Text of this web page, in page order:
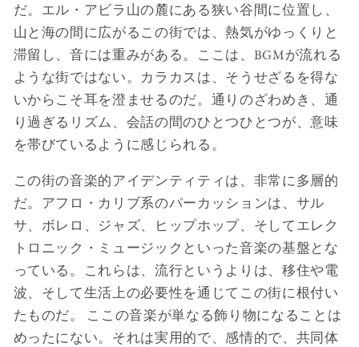
だ。エル・アビラ山の麓にある狭い谷間に位置し、
山と海の間に広がるこの街では、熱気がゆっくりと
滞留し、音には重みがある。ここは、BGMが流れる
ような街ではない。カラカスは、そうせざるを得な
いからこそ耳を澄ませるのだ。通りのざわめき、通
り過ぎるリズム、会話の間のひとつひとつが、意味
を帯びているように感じられる。
この街の音楽的アイデンティティは、非常に多層的
だ。アフロ・カリブ系のパーカッションは、サル
サ、ボレロ、ジャズ、ヒップホップ、そしてエレク
トロニック・ミュージックといった音楽の基盤とな
っている。これらは、流行というよりは、移住や電
波、そして生活上の必要性を通じてこの街に根付い
たものだ。 ここの音楽が単なる飾り物になることは
めったにない。それは実用的で、感情的で、共同体